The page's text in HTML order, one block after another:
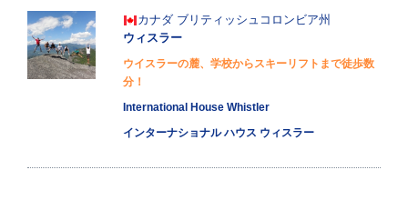
カナダ ブリティッシュコロンビア州
ウィスラー
ウイスラーの麓、学校からスキーリフトまで徒歩数
分！
International House Whistler
インターナショナル ハウス ウィスラー